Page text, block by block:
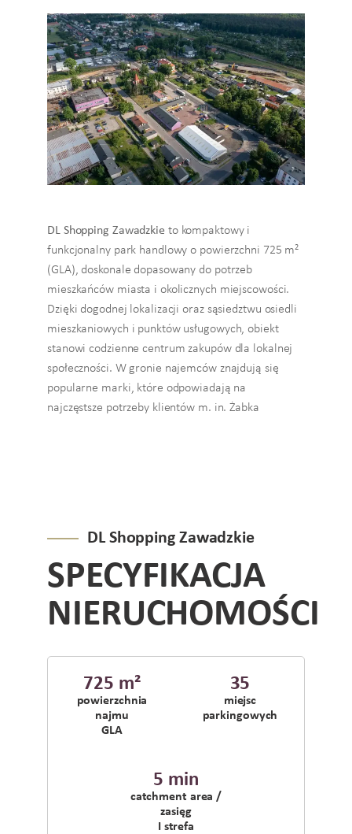
DL Shopping Zawadzkie to kompaktowy i
funkcjonalny park handlowy o powierzchni 725 m²
(GLA), doskonale dopasowany do potrzeb
mieszkańców miasta i okolicznych miejscowości.
Dzięki dogodnej lokalizacji oraz sąsiedztwu osiedli
mieszkaniowych i punktów usługowych, obiekt
stanowi codzienne centrum zakupów dla lokalnej
społeczności. W gronie najemców znajdują się
popularne marki, które odpowiadają na
najczęstsze potrzeby klientów m. in. Żabka
DL Shopping Zawadzkie
SPECYFIKACJA
NIERUCHOMOŚCI
725 m²
powierzchnia
najmu
GLA
35
miejsc
parkingowych
5 min
catchment area /
zasięg
I strefa